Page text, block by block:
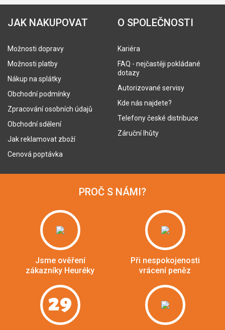
JAK NAKUPOVAT
Možnosti dopravy
Možnosti platby
Nákup na splátky
Obchodní podmínky
Zpracování osobních údajů
Obchodní sdělení
Jak reklamovat zboží
Cenová poptávka
O SPOLEČNOSTI
Kariéra
FAQ - nejčastěji pokládané
dotazy
Autorizované servisy
Kde nás najdete?
Telefony české distribuce
Záruční lhůty
PROČ S NÁMI?
Jsme ověření
zákazníky Heuréky
Při nespokojenosti
vrácení peněz
29